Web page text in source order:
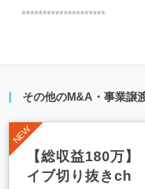
********************
その他のM&A・事業譲
【総収益180万
イブ切り抜きch